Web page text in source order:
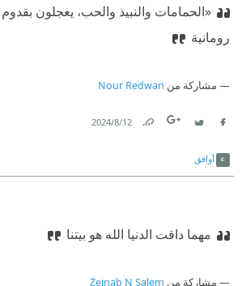
«الحمامات والنبيذ والحب، يعجلون بقدوم
رومانية
مشاركة من Nour Redwan
12‏/8‏/2024
أوافق
مهما داقت الدنيا الله هو بيتنا
مشاركة من Zeinab N Salem